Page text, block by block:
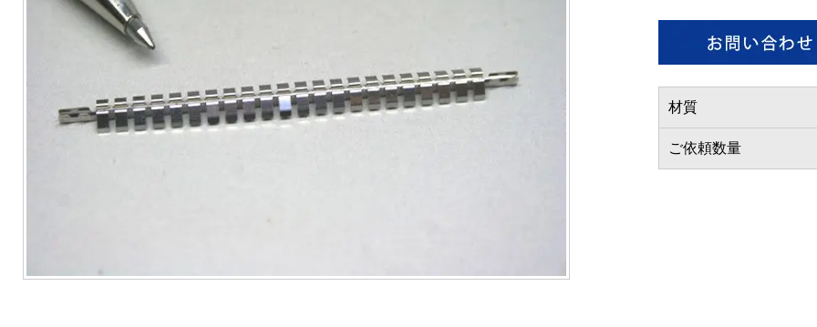
材質
ご依頼数量